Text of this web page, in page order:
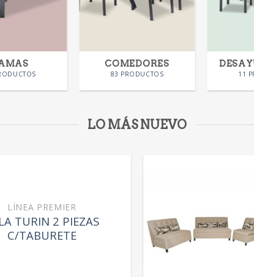
COMEDORES
83 PRODUCTOS 11
LO MÁS NUEVO
LÍNEA PREMIER
TURIN 2 PIEZAS
C/TABURETE